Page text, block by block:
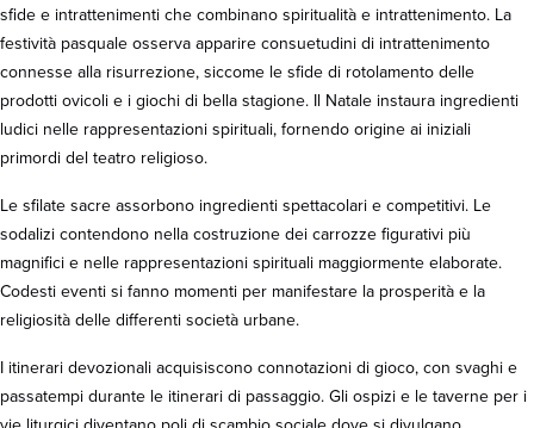
sfide e intrattenimenti che combinano spiritualità e intrattenimento. La
festività pasquale osserva apparire consuetudini di intrattenimento
connesse alla risurrezione, siccome le sfide di rotolamento delle
prodotti ovicoli e i giochi di bella stagione. Il Natale instaura ingredienti
ludici nelle rappresentazioni spirituali, fornendo origine ai iniziali
primordi del teatro religioso.
Le sfilate sacre assorbono ingredienti spettacolari e competitivi. Le
sodalizi contendono nella costruzione dei carrozze figurativi più
magnifici e nelle rappresentazioni spirituali maggiormente elaborate.
Codesti eventi si fanno momenti per manifestare la prosperità e la
religiosità delle differenti società urbane.
I itinerari devozionali acquisiscono connotazioni di gioco, con svaghi e
passatempi durante le itinerari di passaggio. Gli ospizi e le taverne per i